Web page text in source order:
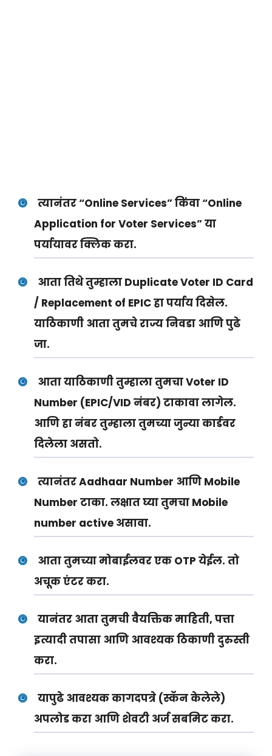
त्यानंतर “Online Services” किंवा “Online
Application for Voter Services” या
पर्यायावर क्लिक करा.
आता तिथे तुम्हाला Duplicate Voter ID Card
/ Replacement of EPIC हा पर्याय दिसेल.
याठिकाणी आता तुमचे राज्य निवडा आणि पुढे
जा.
आता याठिकाणी तुम्हाला तुमचा Voter ID
Number (EPIC/VID नंबर) टाकावा लागेल.
आणि हा नंबर तुम्हाला तुमच्या जुन्या कार्डवर
दिलेला असतो.
त्यानंतर Aadhaar Number आणि Mobile
Number टाका. लक्षात घ्या तुमचा Mobile
number active असावा.
आता तुमच्या मोबाईलवर एक OTP येईल. तो
अचूक एंटर करा.
यानंतर आता तुमची वैयक्तिक माहिती, पत्ता
इत्यादी तपासा आणि आवश्यक ठिकाणी दुरुस्ती
करा.
यापुढे आवश्यक कागदपत्रे (स्कॅन केलेले)
अपलोड करा आणि शेवटी अर्ज सबमिट करा.